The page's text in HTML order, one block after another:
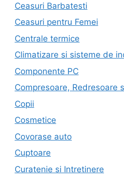
Ceasuri Barbatesti
Ceasuri pentru Femei
Centrale termice
Climatizare si sisteme de
Componente PC
Compresoare, Redresoare
Copii
Cosmetice
Covorase auto
Cuptoare
Curatenie si Intretinere